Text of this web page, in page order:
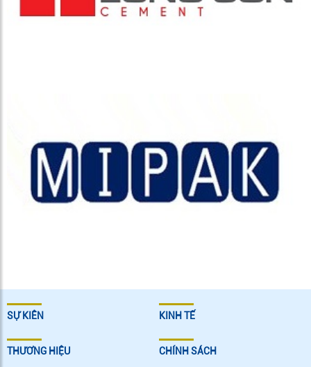
SỰ KIÊN KINH TẾ
THƯƠNG HIỆU CHÍNH SÁCH